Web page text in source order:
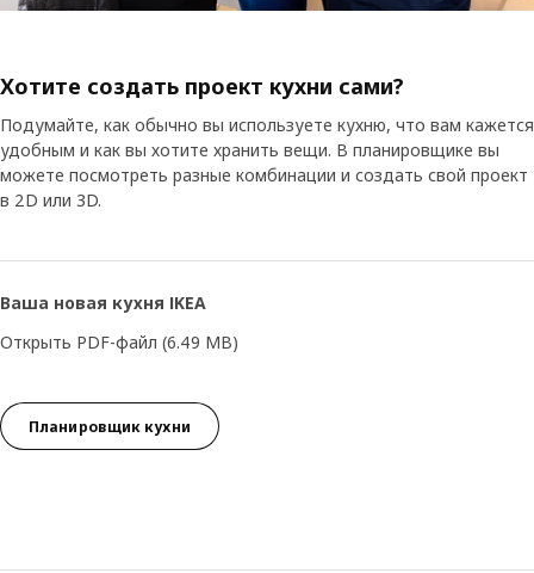
Хотите создать проект кухни сами?
Подумайте, как обычно вы используете кухню, что вам кажется
удобным и как вы хотите хранить вещи. В планировщике вы
можете посмотреть разные комбинации и создать свой проект
в 2D или 3D.
Ваша новая кухня IKEA
Открыть PDF-файл (6.49 MB)
Планировщик кухни